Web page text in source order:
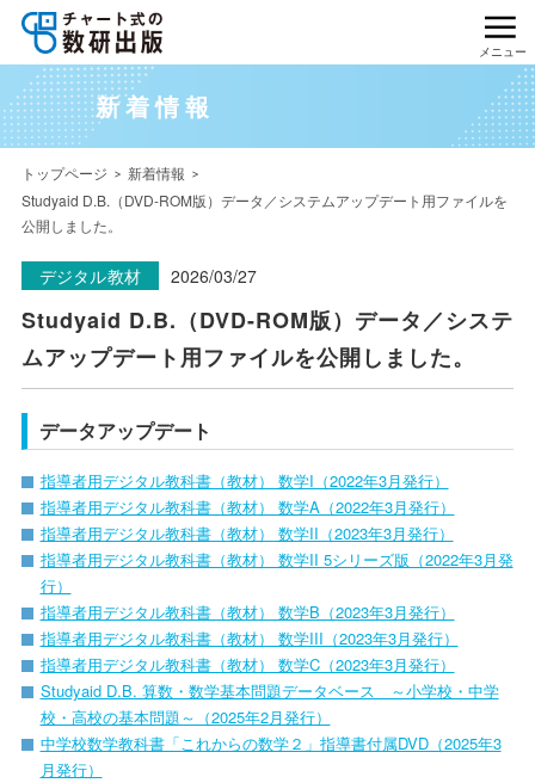
メニュー
新着情報
トップページ
新着情報
Studyaid D.B.（DVD-ROM版）データ／システムアップデート用ファイルを
公開しました。
デジタル教材 2026/03/27
Studyaid D.B.（DVD-ROM版）データ／システ
ムアップデート用ファイルを公開しました。
データアップデート
指導者用デジタル教科書（教材） 数学I（2022年3月発行）
指導者用デジタル教科書（教材） 数学A（2022年3月発行）
指導者用デジタル教科書（教材） 数学II（2023年3月発行）
指導者用デジタル教科書（教材） 数学II 5シリーズ版（2022年3月発
行）
指導者用デジタル教科書（教材） 数学B（2023年3月発行）
指導者用デジタル教科書（教材） 数学III（2023年3月発行）
指導者用デジタル教科書（教材） 数学C（2023年3月発行）
Studyaid D.B. 算数・数学基本問題データベース ～小学校・中学
校・高校の基本問題～（2025年2月発行）
中学校数学教科書「これからの数学２」指導書付属DVD（2025年3
月発行）